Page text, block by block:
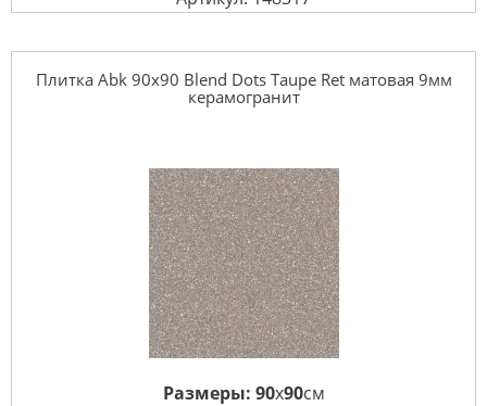
Плитка Abk 90x90 Blend Dots Taupe Ret матовая 9мм
керамогранит
Размеры: 90x90см